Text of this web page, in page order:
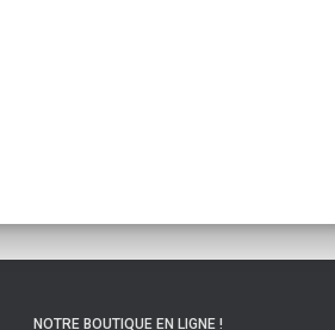
NOTRE BOUTIQUE EN LIGNE !